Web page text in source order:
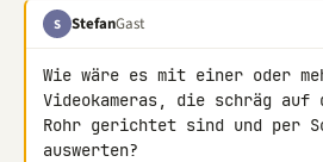
S StefanGast
Wie wäre es mit einer oder
Videokameras, die schräg auf
Rohr gerichtet sind und per
auswerten?